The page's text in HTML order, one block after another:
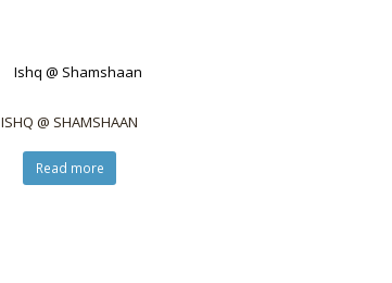
ISHQ @ SHAMSHAAN
Read more